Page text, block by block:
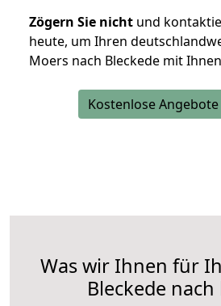
Zögern Sie nicht und
heute, um Ihren
Moers nach Bleckede mit
Kostenlose
Was wir Ihnen für
Bleckede